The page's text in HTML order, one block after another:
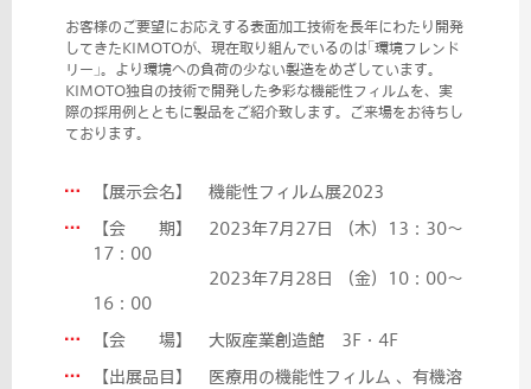
お客様のご要望にお応えする表面加工技術を長年にわたり開発
してきたKIMOTOが、現在取り組んでいるのは｢環境フレンド
リー｣。 より環境への負荷の少ない製造をめざしています。
KIMOTO独自の技術で開発した多彩な機能性フィルムを、 実
際の採用例とともに製品をご紹介致します。ご来場をお待ちし
ております。
【展示会名】 機能性フィルム展2023
【会 期】 2023年7月27日 （木）13：30～
17：00
2023年7月28日 （金）10：00～
16：00
【会 場】 大阪産業創造館 3F・4F
【出展品目】 医療用の機能性フィルム 、有機溶